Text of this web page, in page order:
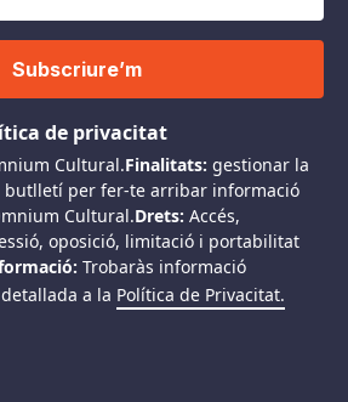
Subscriure’m
de privacitat
Cultural.Finalitats: gestionar la
butlletí per fer-te arribar informació
Cultural.Drets: Accés,
oposició, limitació i portabilitat
Trobaràs informació
a la Política de Privacitat.